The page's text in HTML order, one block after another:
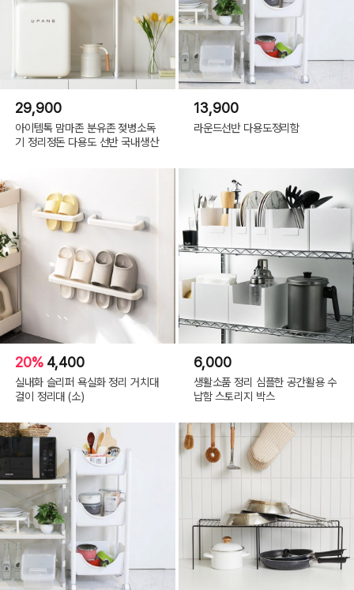
29,900
아이템톡 맘마존 분유존 젖병소독
기 정리정돈 다용도 선반 국내생산
13,900
라운드선반 다용도정리함
20% 4,400
실내화 슬리퍼 욕실화 정리 거치대
걸이 정리대 (소)
6,000
생활소품 정리 심플한 공간활용 수
납함 스토리지 박스